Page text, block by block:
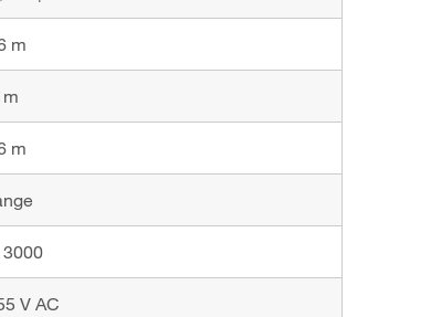
m
m
3000
V AC